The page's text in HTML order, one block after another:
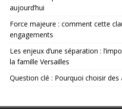
aujourd’hui
Force majeure : comment cette
engagements
Les enjeux d’une séparation :
la famille Versailles
Question clé : Pourquoi choisir des